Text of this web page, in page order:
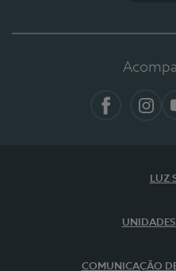
LUZ
COMUNICAÇÃO